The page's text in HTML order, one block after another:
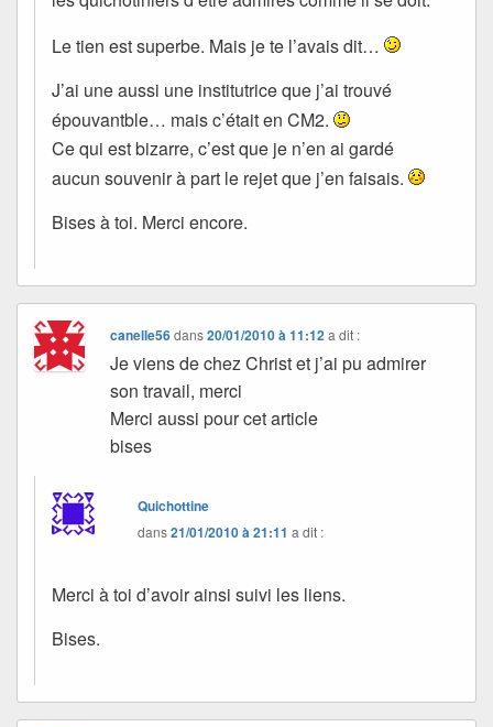
Le tien est superbe. Mais je te l’avais dit…
J’ai une aussi une institutrice que j’ai trouvé
épouvantble… mais c’était en CM2.
Ce qui est bizarre, c’est que je n’en ai gardé
aucun souvenir à part le rejet que j’en faisais.
Bises à toi. Merci encore.
canelle56dans20/01/2010 à 11:12 a dit :
Je viens de chez Christ et j’ai pu admirer
son travail, merci
Merci aussi pour cet article
bises
Quichottine
dans21/01/2010 à 21:11 a dit :
Merci à toi d’avoir ainsi suivi les liens.
Bises.